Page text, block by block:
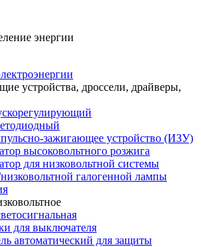
энергии
устройства, дроссели, драйверы,
зажигающее устройство (ИЗУ)
высоковольтного розжига
для низковольтной системы
галогенной лампы
для выключателя
автоматический для защиты